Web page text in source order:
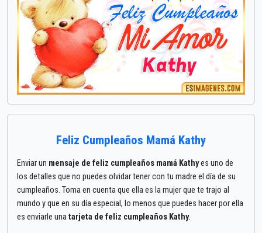
Feliz Cumpleaños Mamá Kathy
Enviar un mensaje de feliz cumpleaños mamá Kathyes uno de
los detalles que no puedes olvidar tener con tu madre el día de su
cumpleaños. Toma en cuenta que ella es la mujer que te trajo al
mundo y que en su día especial, lo menos que puedes hacer por ella
es enviarle unatarjeta de feliz cumpleaños Kathy.